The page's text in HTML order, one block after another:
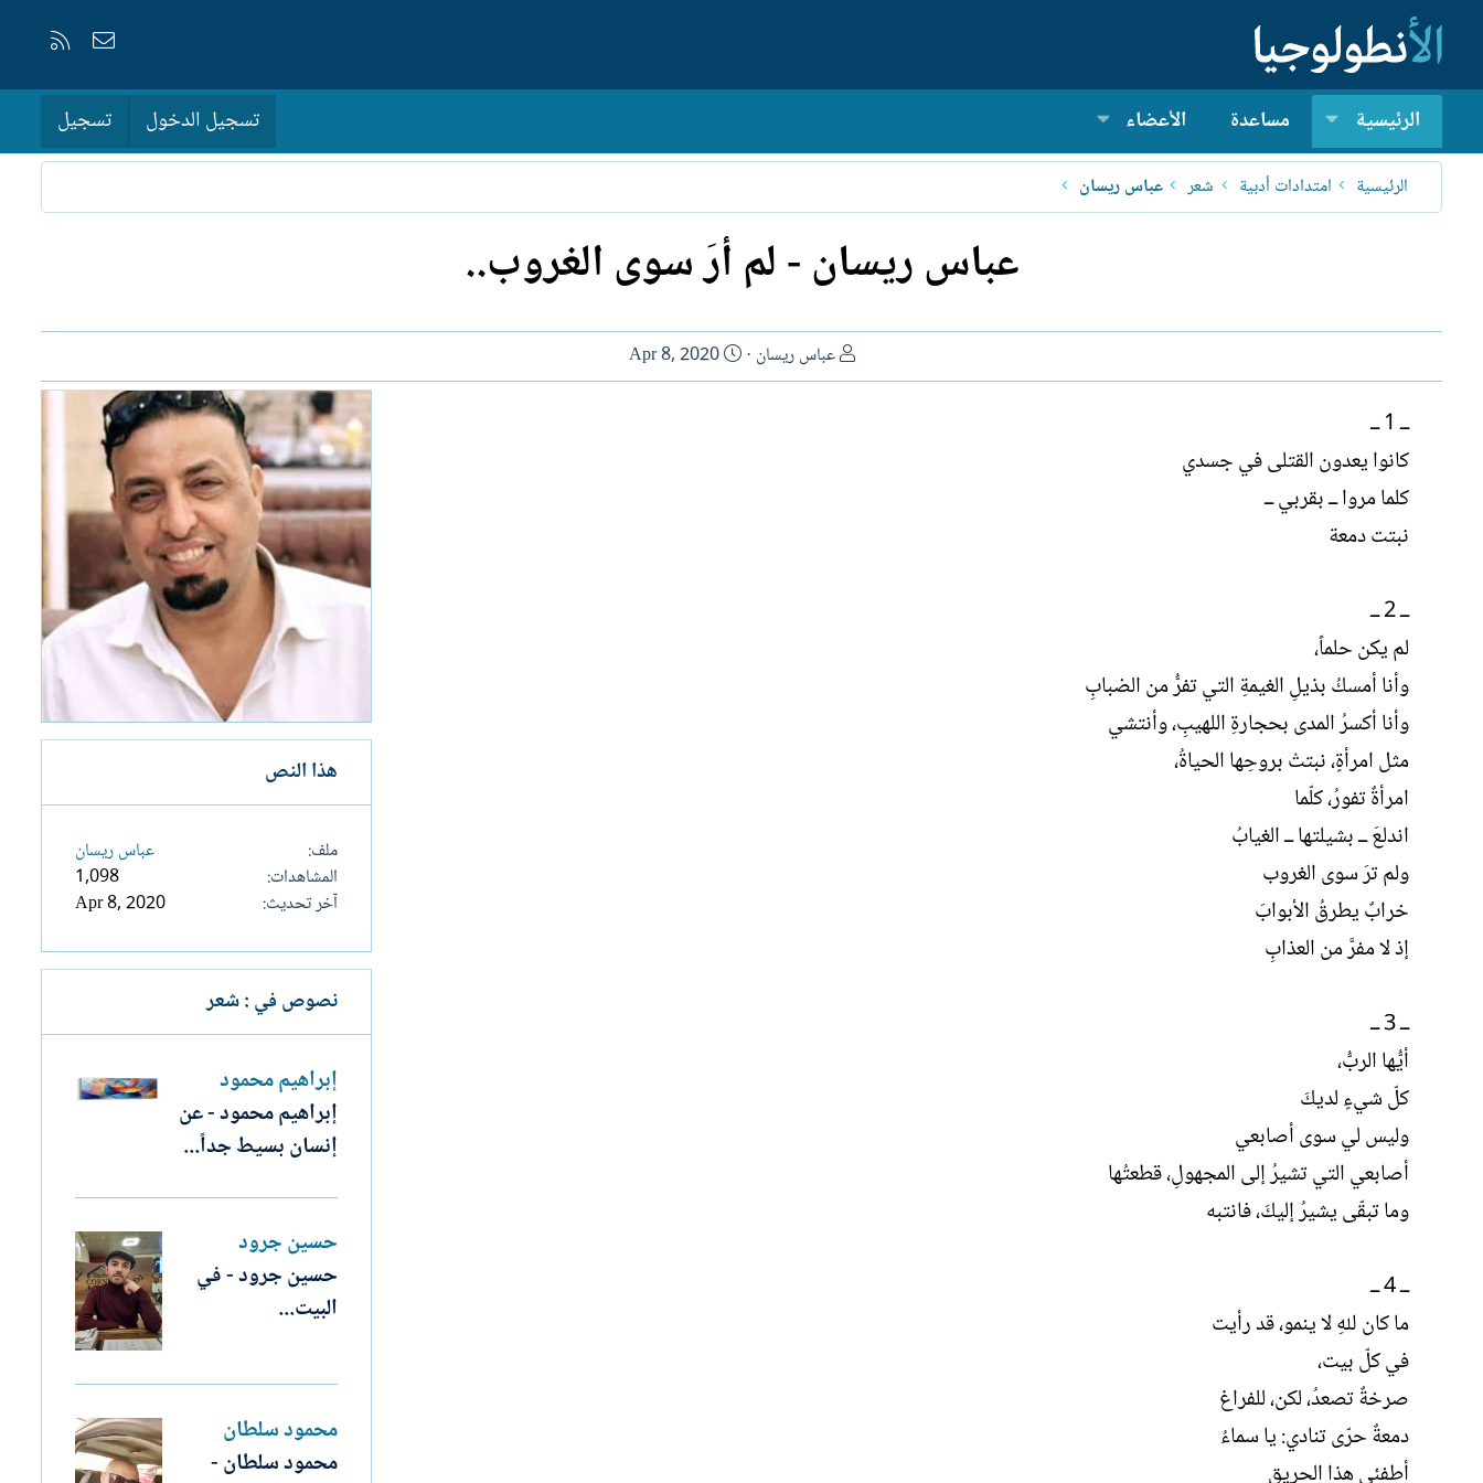
إتصل بنا
الرئيسية مساعدة الأعضاء تسجيل الدخول تسجيل
الرئيسية امتدادات أدبية شعر عباس ريسان
عباس ريسان - لم أرَ سوى الغروب..
ا
ل
عباس ريسان
ت
ا
Apr 8, 2020
ــ 1 ــ
كانوا يعدون القتلى في جسدي
كلما مروا ــ بقربي ــ
نبتت دمعة
ــ 2 ــ
لم يكن حلماً،
وأنا أمسكُ بذيلِ الغيمةِ التي تفرُّ من الضبابِ
وأنا أكسرُ المدى بحجارةِ اللهيبِ، وأنتشي
مثل امرأةٍ، نبتتْ بروحِها الحياةُ،
امرأةٌ تفورُ، كلّما
اندلعَ ــ بشيلتها ــ الغيابُ
ولم ترَ سوى الغروب
خرابٌ يطرقُ الأبوابَ
إذ لا مفرَّ من العذابِ
ــ 3 ــ
أيُّها الربُّ،
كلّ شيءٍ لديكَ
وليس لي سوى أصابعي
أصابعي التي تشيرُ إلى المجهولِ، قطعتُها
وما تبقّى يشيرُ إليكَ، فانتبه
ــ 4 ــ
ما كان للهِ لا ينمو، قد رأيت
في كلّ بيت،
صرخةٌ تصعدُ، لكن، للفراغ
دمعةٌ حرّى تنادي: يا سماءُ
هذا النص
ملف
عباس ريسان
المشاهدات
1,098
آخر تحديث
Apr 8, 2020
نصوص في : شعر
إبراهيم محمود
إبراهيم محمود - عن
إنسان بسيط جداً...
حسين جرود
حسين جرود - في
البيت...
محمود سلطان
محمود سلطان -